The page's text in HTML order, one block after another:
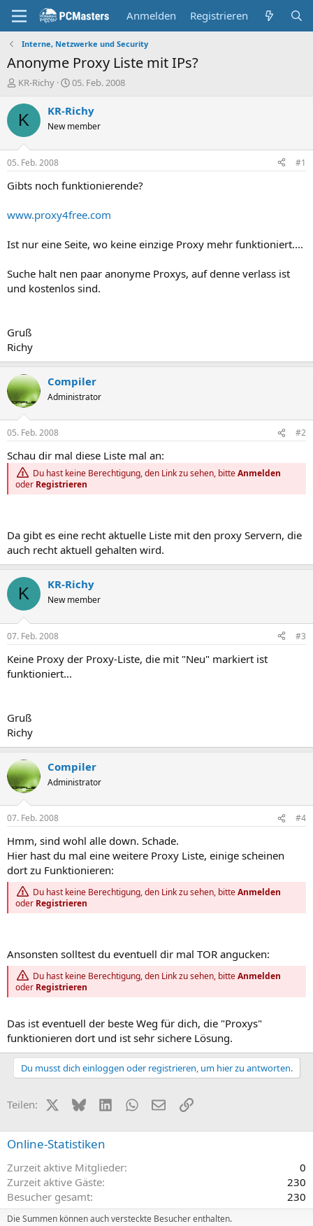
Anmelden Registrieren
Interne, Netzwerke und Security
Anonyme Proxy Liste mit IPs?
E
s
e
r
KR-Richy
E
s
e
t
a
05. Feb. 2008
K KR-Richy
New member
05. Feb. 2008 #1
Gibts noch funktionierende?
www.proxy4free.com
Ist nur eine Seite, wo keine einzige Proxy mehr funktioniert....
Suche halt nen paar anonyme Proxys, auf denne verlass ist
und kostenlos sind.
Gruß
Richy
Compiler
Administrator
05. Feb. 2008 #2
Schau dir mal diese Liste mal an:
Du hast keine Berechtigung, den Link zu sehen, bitteAnmelden
oder Registrieren
Da gibt es eine recht aktuelle Liste mit den proxy Servern, die
auch recht aktuell gehalten wird.
K KR-Richy
New member
07. Feb. 2008 #3
Keine Proxy der Proxy-Liste, die mit "Neu" markiert ist
funktioniert...
Gruß
Richy
Compiler
Administrator
07. Feb. 2008 #4
Hmm, sind wohl alle down. Schade.
Hier hast du mal eine weitere Proxy Liste, einige scheinen
dort zu Funktionieren:
Du hast keine Berechtigung, den Link zu sehen, bitteAnmelden
oder Registrieren
Ansonsten solltest du eventuell dir mal TOR angucken:
Du hast keine Berechtigung, den Link zu sehen, bitteAnmelden
oder Registrieren
Das ist eventuell der beste Weg für dich, die "Proxys"
funktionieren dort und ist sehr sichere Lösung.
Du musst dich einloggen oder registrieren, um hier zu antworten.
Teilen: X (Twitter)
BlueskyLinkedInWhatsApp
E-MailLink
Online-Statistiken
Zurzeit aktive Mitglieder
0
Zurzeit aktive Gäste
230
Besucher gesamt
230
Die Summen können auch versteckte Besucher enthalten.